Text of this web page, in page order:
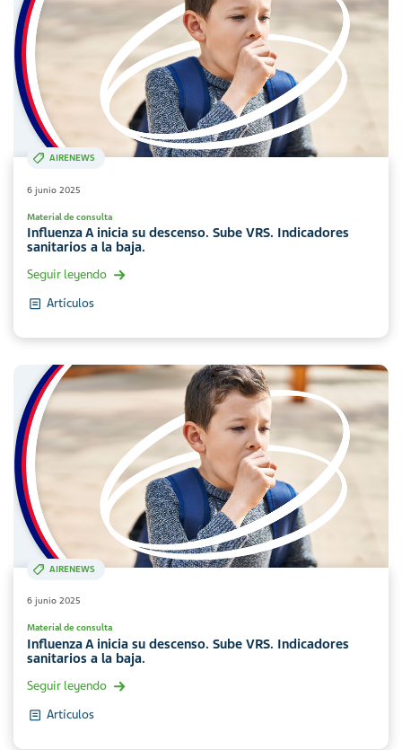
AIRENEWS
6 junio 2025
Material de consulta
Influenza A inicia su descenso. Sube VRS. Indicadores
sanitarios a la baja.
Seguir leyendo
Artículos
AIRENEWS
6 junio 2025
Material de consulta
Influenza A inicia su descenso. Sube VRS. Indicadores
sanitarios a la baja.
Seguir leyendo
Artículos